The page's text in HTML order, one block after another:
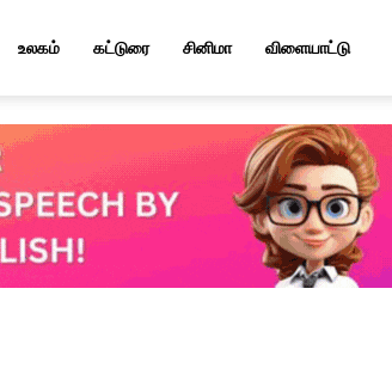
உலகம் கட்டுரை சினிமா விளையாட்டு